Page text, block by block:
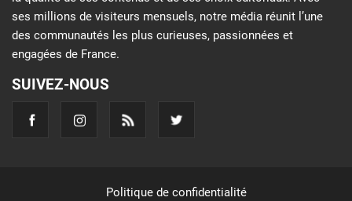
ses millions de visiteurs mensuels, notre média réunit l’une
des communautés les plus curieuses, passionnées et
engagées de France.
SUIVEZ-NOUS
Politique de confidentialité